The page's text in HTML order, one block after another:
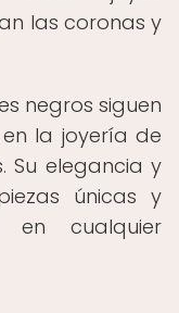
las coronas y
negros siguen
la joyería de
Su elegancia y
únicas y
en cualquier